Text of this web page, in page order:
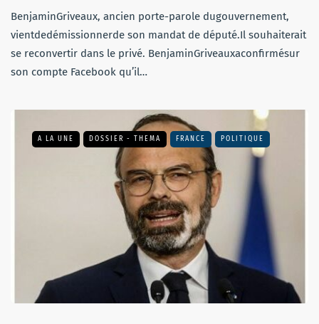
BenjaminGriveaux, ancien porte-parole dugouvernement,
vientdedémissionnerde son mandat de député.Il souhaiterait
se reconvertir dans le privé. BenjaminGriveauxaconfirmésur
son compte Facebook qu’il…
A LA UNE DOSSIER - THEMA FRANCE POLITIQUE